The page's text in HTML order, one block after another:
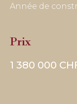
Année de
Prix
1 380 000